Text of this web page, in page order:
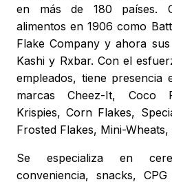
en más de 180 países.
alimentos en 1906 como
Flake Company y ahora
Kashi y Rxbar. Con el
empleados, tiene
marcas Cheez-It, Coco
Krispies, Corn Flakes,
Frosted Flakes, Mini-
Se especializa en
conveniencia, snacks,